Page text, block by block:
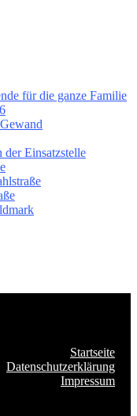
für die ganze Familie
der Einsatzstelle
Startseite
Datenschutzerklärung
Impressum